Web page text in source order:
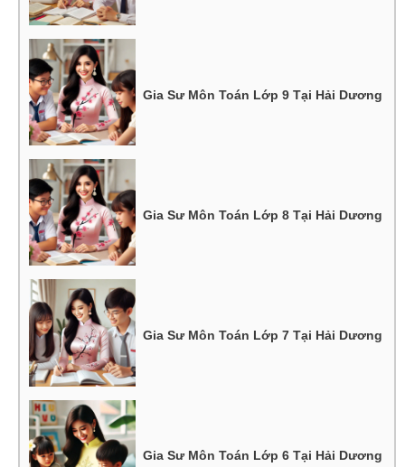
Gia Sư Môn Toán Lớp 9 Tại Hải Dương
Gia Sư Môn Toán Lớp 8 Tại Hải Dương
Gia Sư Môn Toán Lớp 7 Tại Hải Dương
Gia Sư Môn Toán Lớp 6 Tại Hải Dương